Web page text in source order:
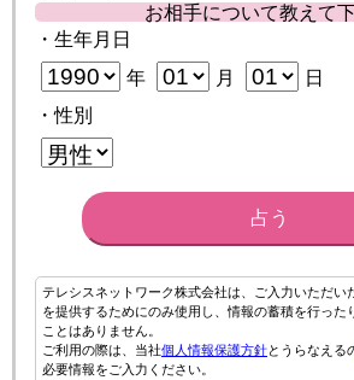
お相手について教えて
・生年月日
年 月
日
・性別
占う
テレシスネットワーク株式会社は、ご入力いただい
を提供するためにのみ使用し、情報の蓄積を行った
ことはありません。
ご利用の際は、当社個人情報保護方針とうらなえる
必要情報をご入力ください。